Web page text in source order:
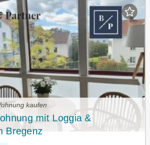
kaufen
mit Loggia &
Bregenz